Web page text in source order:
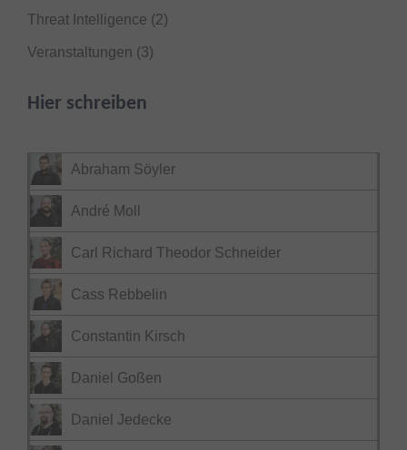
Threat Intelligence (2)
Veranstaltungen (3)
Hier schreiben
Abraham Söyler
André Moll
Carl Richard Theodor Schneider
Cass Rebbelin
Constantin Kirsch
Daniel Goßen
Daniel Jedecke